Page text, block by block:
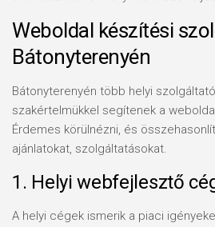
Weboldal készítési
Bátonyterenyén
Bátonyterenyén több helyi
szakértelmükkel segítenek a
Érdemes körülnézni, és
ajánlatokat, szolgáltatásokat.
1. Helyi webfejlesztő
A helyi cégek ismerik a piaci